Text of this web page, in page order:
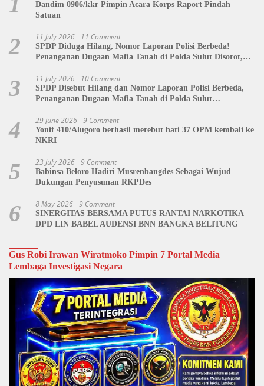
Dandim 0906/kkr Pimpin Acara Korps Raport Pindah
Satuan
2 11 July 2026 11 Comment
SPDP Diduga Hilang, Nomor Laporan Polisi Berbeda!
Penanganan Dugaan Mafia Tanah di Polda Sulut Disorot,
3 11 July 2026 10 Comment
SPDP Disebut Hilang dan Nomor Laporan Polisi Berbeda,
Penanganan Dugaan Mafia Tanah di Polda Sulut
4 29 June 2026 9 Comment
Yonif 410/Alugoro berhasil merebut hati 37 OPM kembali ke
NKRI
5 23 July 2026 9 Comment
Babinsa Beloro Hadiri Musrenbangdes Sebagai Wujud
Dukungan Penyusunan RKPDes
6 8 May 2026 9 Comment
SINERGITAS BERSAMA PUTUS RANTAI NARKOTIKA
DPD LIN BABEL AUDENSI BNN BANGKA BELITUNG
Gus Robi Irawan Wiratmoko Pimpin 7 Portal Media
Lembaga Investigasi Negara
Video
Player